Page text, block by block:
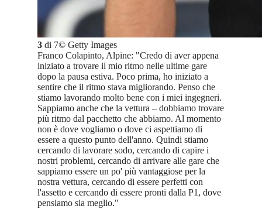
3 di 7© Getty Images
Franco Colapinto, Alpine: "Credo di aver appena
iniziato a trovare il mio ritmo nelle ultime gare
dopo la pausa estiva. Poco prima, ho iniziato a
sentire che il ritmo stava migliorando. Penso che
stiamo lavorando molto bene con i miei ingegneri.
Sappiamo anche che la vettura – dobbiamo trovare
più ritmo dal pacchetto che abbiamo. Al momento
non è dove vogliamo o dove ci aspettiamo di
essere a questo punto dell'anno. Quindi stiamo
cercando di lavorare sodo, cercando di capire i
nostri problemi, cercando di arrivare alle gare che
sappiamo essere un po' più vantaggiose per la
nostra vettura, cercando di essere perfetti con
l'assetto e cercando di essere pronti dalla P1, dove
pensiamo sia meglio."